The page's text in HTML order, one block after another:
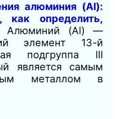
алюминия (Al):
как определить,
Алюминий (Al) —
элемент 13-й
подгруппа III
является самым
металлом в